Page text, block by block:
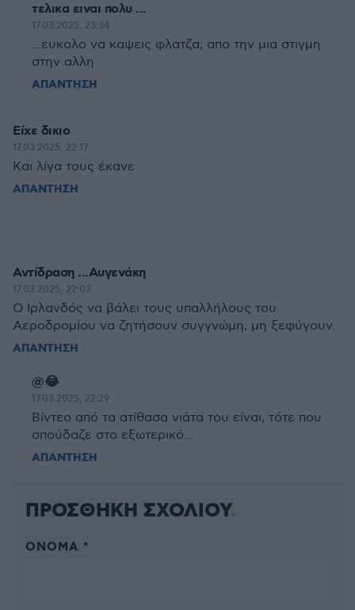
τελικα ειναι πολυ ...
17.03.2025, 23:34
...ευκολο να καψεις φλατζα, απο την μια στιγμη
στην αλλη
ΑΠΑΝΤΗΣΗ
Είχε δικιο
17.03.2025, 22:17
Και λίγα τους έκανε
ΑΠΑΝΤΗΣΗ
Αντίδραση ...Αυγενάκη
17.03.2025, 22:03
Ο Ιρλανδός να βάλει τους υπαλλήλους του
Αεροδρομίου να ζητήσουν συγγνώμη, μη ξεφύγουν.
ΑΠΑΝΤΗΣΗ
@😂
17.03.2025, 22:29
Βίντεο από τα ατίθασα νιάτα του είναι, τότε που
σπούδαζε στο εξωτερικό...
ΑΠΑΝΤΗΣΗ
ΠΡΟΣΘΗΚΗ ΣΧΟΛΙΟΥ
ΌΝΟΜΑ *